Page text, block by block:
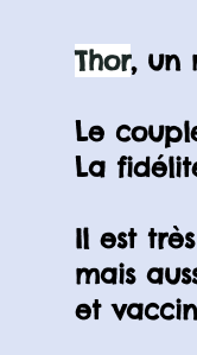
Thor, un
Le
La
Il est
mais
et